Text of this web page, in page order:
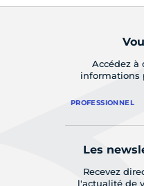
Accédez à
informations
PROFESSIONNEL
Les
Recevez
l'actualité de